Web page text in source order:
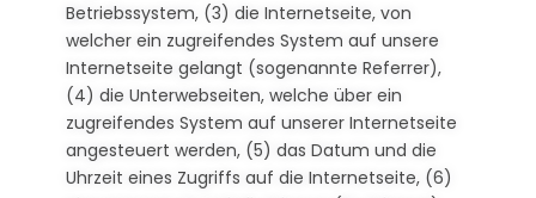
Betriebssystem, (3) die Internetseite, von
welcher ein zugreifendes System auf unsere
Internetseite gelangt (sogenannte Referrer),
(4) die Unterwebseiten, welche über ein
zugreifendes System auf unserer Internetseite
angesteuert werden, (5) das Datum und die
Uhrzeit eines Zugriffs auf die Internetseite, (6)